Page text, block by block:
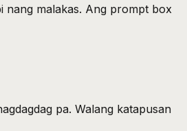
nang malakas. Ang prompt box
pa. Walang katapusan